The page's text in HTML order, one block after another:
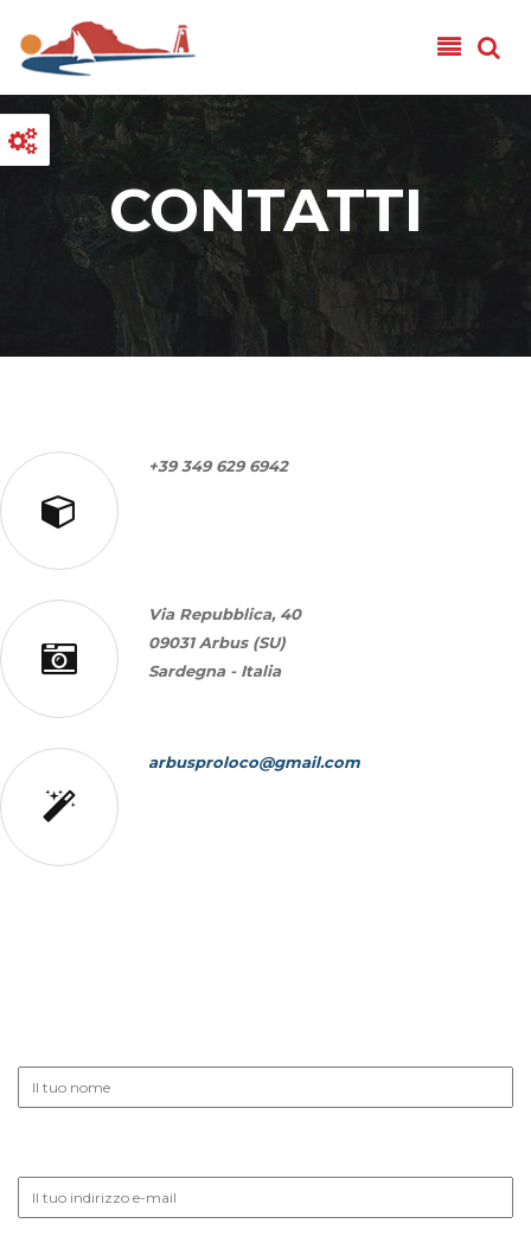
Salta al contenuto principale
CONTATTI
+39 349 629 6942
Via Repubblica, 40
09031 Arbus (SU)
Sardegna - Italia
arbusproloco@gmail.com
Il tuo nome
Il tuo indirizzo e-mail